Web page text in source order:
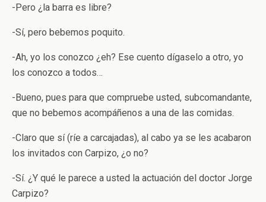
-Pero ¿la barra es libre?
-Sí, pero bebemos poquito.
-Ah, yo los conozco ¿eh? Ese cuento dígaselo a otro, yo
los conozco a todos…
-Bueno, pues para que compruebe usted, subcomandante,
que no bebemos acompáñenos a una de las comidas.
-Claro que sí (ríe a carcajadas), al cabo ya se les acabaron
los invitados con Carpizo, ¿o no?
-Sí. ¿Y qué le parece a usted la actuación del doctor Jorge
Carpizo?